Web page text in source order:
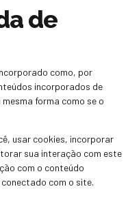
de
como, por
incorporados de
forma como se o
usar cookies, incorporar
sua interação com este
com o conteúdo
com o site.